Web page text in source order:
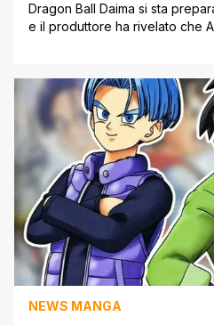
Dragon Ball Daima si sta
e il produttore ha rivelato che
giungerà al termine con il suo
questo mese, e il produttore si
NEWS MANGA